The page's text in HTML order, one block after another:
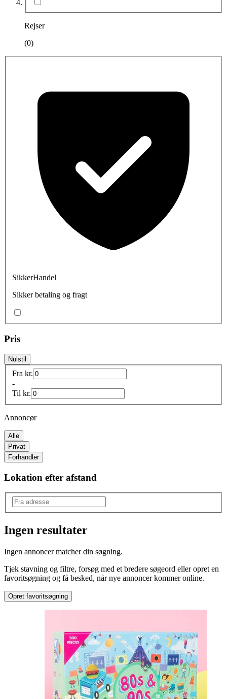
Rejser
(0)
SikkerHandel
Sikker betaling og fragt
Pris
Nulstil
Fra kr.
-
Til kr.
Annoncør
Alle
Privat
Forhandler
Lokation efter afstand
Anden type
Ingen resultater
Ingen annoncer matcher din søgning.
Tjek stavning og filtre, forsøg med et bredere søgeord eller opret en
favoritsøgning og få besked, når nye annoncer kommer online.
Opret favoritsøgning